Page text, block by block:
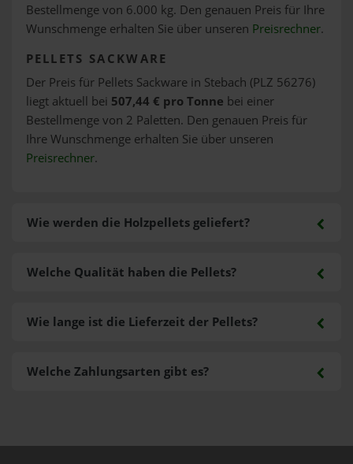
Bestellmenge von 6.000 kg. Den genauen Preis für Ihre
Wunschmenge erhalten Sie über unseren Preisrechner.
PELLETS SACKWARE
Der Preis für Pellets Sackware in Stebach (PLZ 56276)
liegt aktuell bei 507,44 € pro Tonne bei einer
Bestellmenge von 2 Paletten. Den genauen Preis für
Ihre Wunschmenge erhalten Sie über unseren
Preisrechner.
Wie werden die Holzpellets geliefert?
Welche Zahlungsarten gibt es?
Welche Qualität haben die Pellets?
Wie lange ist die Lieferzeit der Pellets?